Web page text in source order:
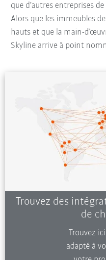
que d’autres entreprises
Alors que les immeubles
hauts et que la main-
Skyline arrive à point
Trouvez des
de
Trouvez
adapté à